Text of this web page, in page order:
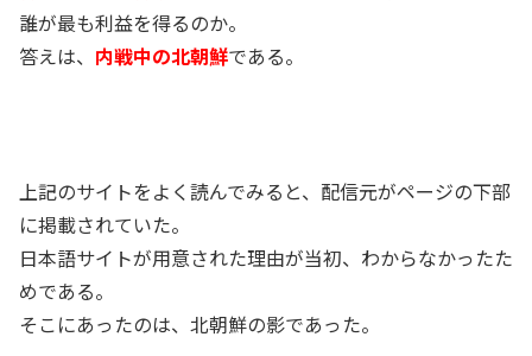
誰が最も利益を得るのか。
答えは、 内戦中の北朝鮮である。
上記のサイトをよく読んでみると、配信元がページの下部
に掲載されていた。
日本語サイトが用意された理由が当初、わからなかったた
めである。
そこにあったのは、北朝鮮の影であった。